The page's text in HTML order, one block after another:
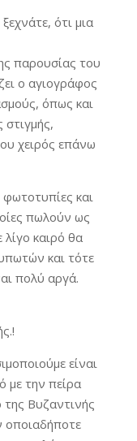
ότι μια
παρουσίας του
ο αγιογράφος
όπως και
χειρός επάνω
και
πωλούν ως
λίγο καιρό θα
και τότε
πολύ αργά.
είναι
με την πείρα
Βυζαντινής
οποιαδήποτε